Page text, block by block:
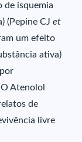
de isquemia
(Pepine CJ et
um efeito
ativa)
Atenolol
de
livre